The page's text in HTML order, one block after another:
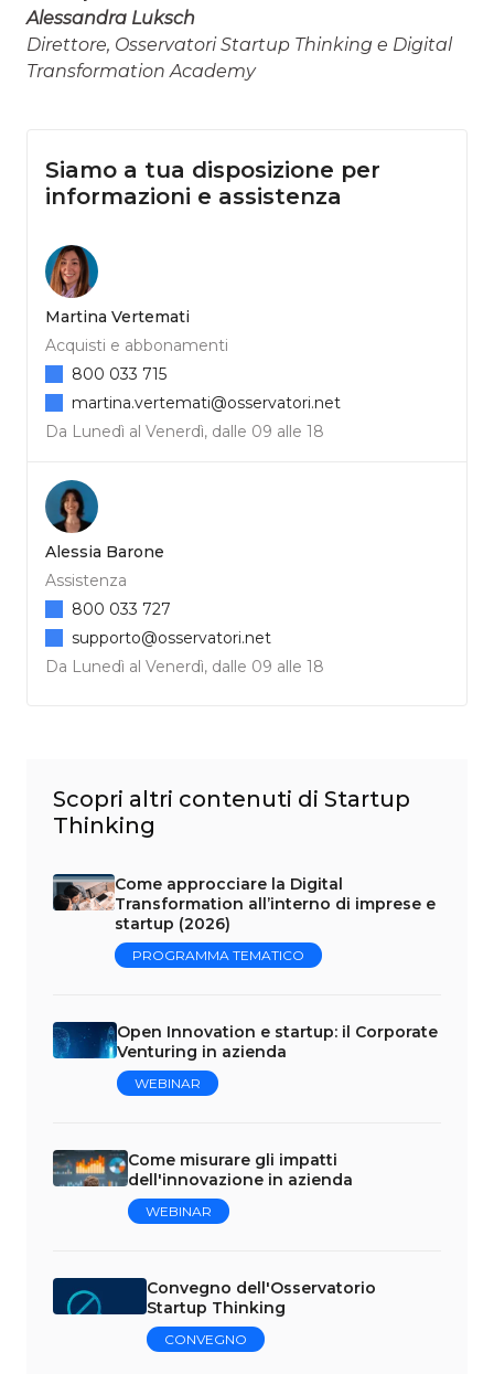
Alessandra Luksch
Direttore, Osservatori Startup Thinking e Digital
Transformation Academy
Siamo a tua disposizione per
informazioni e assistenza
Martina Vertemati
Acquisti e abbonamenti
Da Lunedì al Venerdì, dalle 09 alle 18
800 033 715
martina.vertemati@osservatori.net
Alessia Barone
Assistenza
Da Lunedì al Venerdì, dalle 09 alle 18
800 033 727
supporto@osservatori.net
Scopri altri contenuti di Startup
Thinking
Come approcciare la Digital
Transformation all’interno di imprese e
startup (2026)
PROGRAMMA TEMATICO
Open Innovation e startup: il Corporate
Venturing in azienda
WEBINAR
Come misurare gli impatti
dell'innovazione in azienda
WEBINAR
Convegno dell'Osservatorio
Startup Thinking
CONVEGNO